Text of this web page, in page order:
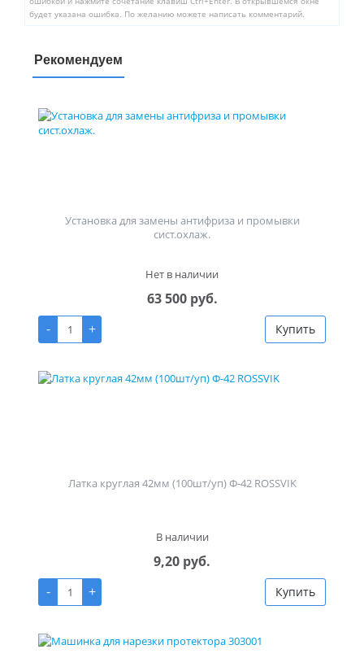
будет указана ошибка. По желанию можете написать комментарий.
Рекомендуем
Установка для замены антифриза и промывки
сист.охлаж.
Нет в наличии
63 500 руб.
-
+ Купить
Латка круглая 42мм (100шт/уп) Ф-42 ROSSVIK
В наличии
9,20 руб.
-
+ Купить